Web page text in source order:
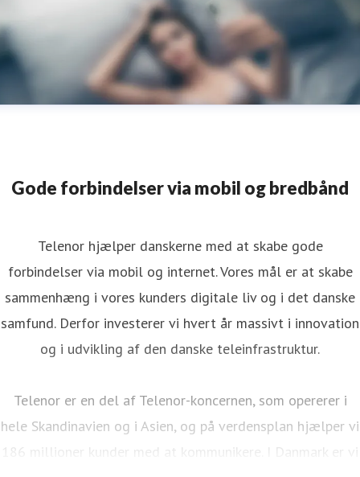
Gode forbindelser via mobil og bredbånd
Telenor hjælper danskerne med at skabe gode
forbindelser via mobil og internet. Vores mål er at skabe
sammenhæng i vores kunders digitale liv og i det danske
samfund. Derfor investerer vi hvert år massivt i innovation
og i udvikling af den danske teleinfrastruktur.
Telenor er en del af Telenor-koncernen, som opererer i
hele Skandinavien og i Asien, og på verdensplan hjælper vi
186 millioner kunder med at kommunikere. I Danmark er vi